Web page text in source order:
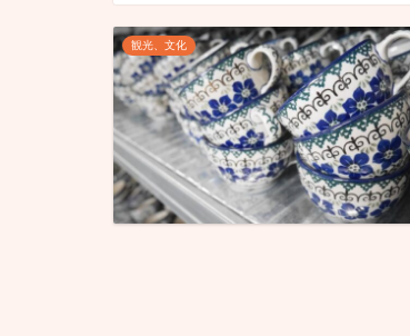
観光、文化